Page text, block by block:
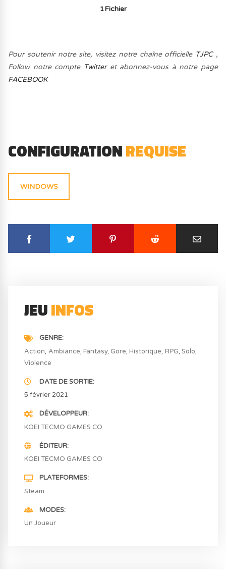
1Fichier
Pour soutenir notre site, visitez notre chaîne officielle TJPC,
Follow notre compte Twitteret abonnez-vous à notre page
FACEBOOK
CONFIGURATIONREQUISE
WINDOWS
JEUINFOS
GENRE
Action Ambiance Fantasy Gore Historique RPG Solo
Violence
DATE DE SORTIE
5 février 2021
DÉVELOPPEUR
KOEI TECMO GAMES CO
ÉDITEUR
KOEI TECMO GAMES CO
PLATEFORMES
Steam
MODES
Un Joueur